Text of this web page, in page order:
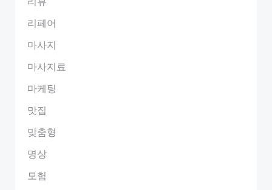
리페어
마사지
마사지료
마케팅
맛집
맞춤형
명상
모험